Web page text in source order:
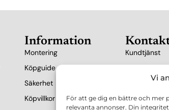
Vi
För att ge dig en bättre och mer
relevanta annonser. Din
Information
Montering
Köpguide
Säkerhet
Köpvillkor
Kundtjänst